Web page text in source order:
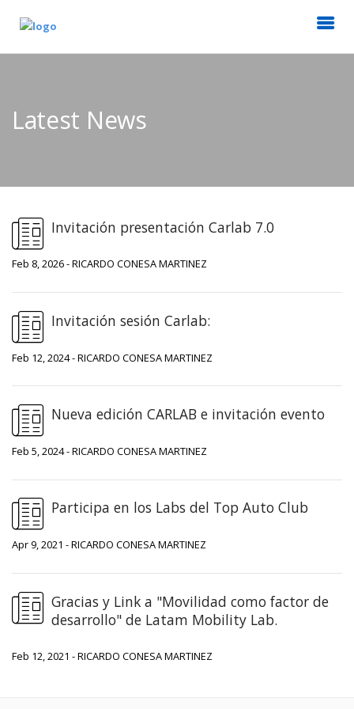
Latest News
Invitación presentación Carlab 7.0
Feb 8, 2026 - RICARDO CONESA MARTINEZ
Invitación sesión Carlab:
Feb 12, 2024 - RICARDO CONESA MARTINEZ
Nueva edición CARLAB e invitación evento
Feb 5, 2024 - RICARDO CONESA MARTINEZ
Participa en los Labs del Top Auto Club
Apr 9, 2021 - RICARDO CONESA MARTINEZ
Gracias y Link a "Movilidad como factor de
desarrollo" de Latam Mobility Lab.
Feb 12, 2021 - RICARDO CONESA MARTINEZ